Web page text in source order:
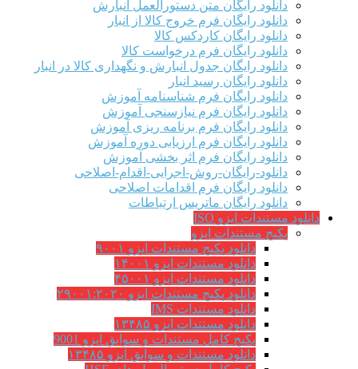
دانلود رایگان متن دستورالعمل انبارش
دانلود رایگان فرم خروج کالا از انبار
دانلود رایگان کاردکس کالا
دانلود رایگان فرم درخواست کالا
دانلود رایگان جدول انبارش و نگهداری کالا در انبار
دانلود رایگان رسید انبار
دانلود رایگان فرم شناسنامه آموزش
دانلود رایگان فرم نیازسنجی آموزش
دانلود رایگان فرم برنامه ریزی آموزش
دانلود رایگان فرم ارزیابی دوره آموزش
دانلود رایگان فرم اثر بخشی آموزش
دانلود-رایگان-روش-اجرایی-اقدام-اصلاحی
دانلود رایگان فرم اقدامات اصلاحی
دانلود رایگان ماتریس ارتباطات
دانلود مستندات ایزو ISO
پکیج مستندات ایزو
دانلود پکیج مستندات ایزو ۹۰۰۱
دانلود مستندات ایزو ۱۴۰۰۱
دانلود مستندات ایزو ۴۵۰۰۱
دانلود پکیج مستندات ایزو ۲۹۰۰۱:۲۰۲۰
دانلود مستندات IMS
دانلود مستندات ایزو ۱۳۴۸۵
پکیج کامل مستندات و سوابق ایزو 9001
دانلود مستندات و سوابق ایزو ۱۳۴۸۵